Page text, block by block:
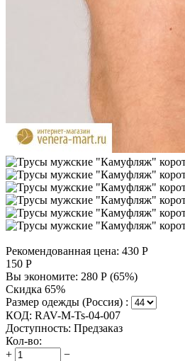
Рекомендованная цена: 430 Р
150 Р
Вы экономите: 280 Р (65%)
Скидка 65%
Размер одежды (Россия) :
КОД: RAV-M-Ts-04-007
Доступность: Предзаказ
Кол-во:
+
−